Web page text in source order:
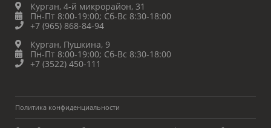
Курган, 4-й микрорайон, 31
Пн-Пт 8:00-19:00; Сб-Вс 8:30-18:00
+7 (965) 868-84-94
Курган, Пушкина, 9
Пн-Пт 8:00-19:00; Сб-Вс 8:30-18:00
+7 (3522) 450-111
Политика конфиденциальности